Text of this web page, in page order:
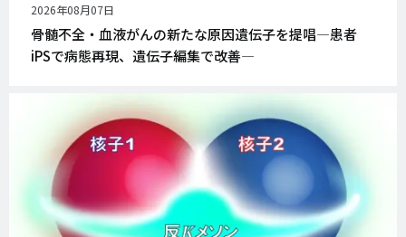
公
開
日
2026年08月07日
骨髄不全・血液がんの新たな原因遺伝子を提唱―患者
iPSで病態再現、遺伝子編集で改善―